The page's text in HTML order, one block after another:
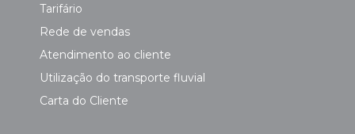
Tarifário
Rede de vendas
Atendimento ao cliente
Utilização do transporte fluvial
Carta do Cliente